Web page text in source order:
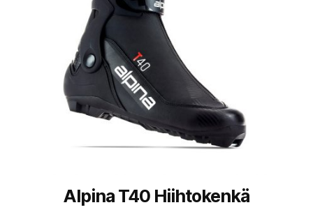
Alpina T40 Hiihtokenkä